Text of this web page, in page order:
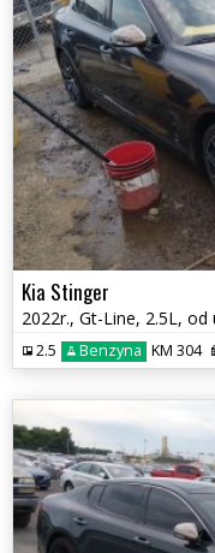
Kia Stinger
2.5 Benzyna KM 304